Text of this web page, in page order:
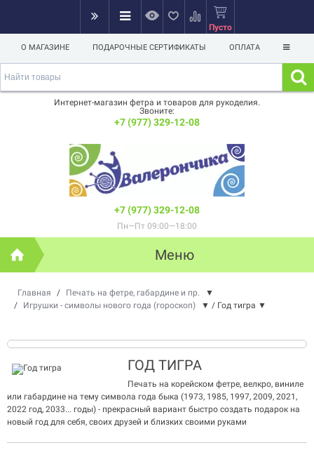
Пусто
О МАГАЗИНЕ ПОДАРОЧНЫЕ СЕРТИФИКАТЫ ОПЛАТА
Интернет-магазин фетра и товаров для рукоделия.
Звоните:
+7 (977) 329-12-08
+7 (977) 329-12-08
Пн—Пт 09:00—18:00
Меню
Главная / Печать на фетре, габардине и пр.
▼
/
Игрушки - символы нового года (гороскоп) ▼ / Год тигра ▼
ГОД ТИГРА
Печать на корейском фетре, велкро, виниле
или габардине на тему символа года быка (1973, 1985, 1997, 2009, 2021,
2022 год, 2033... годы) - прекрасный вариант быстро создать подарок на
новый год для себя, своих друзей и близких своими руками